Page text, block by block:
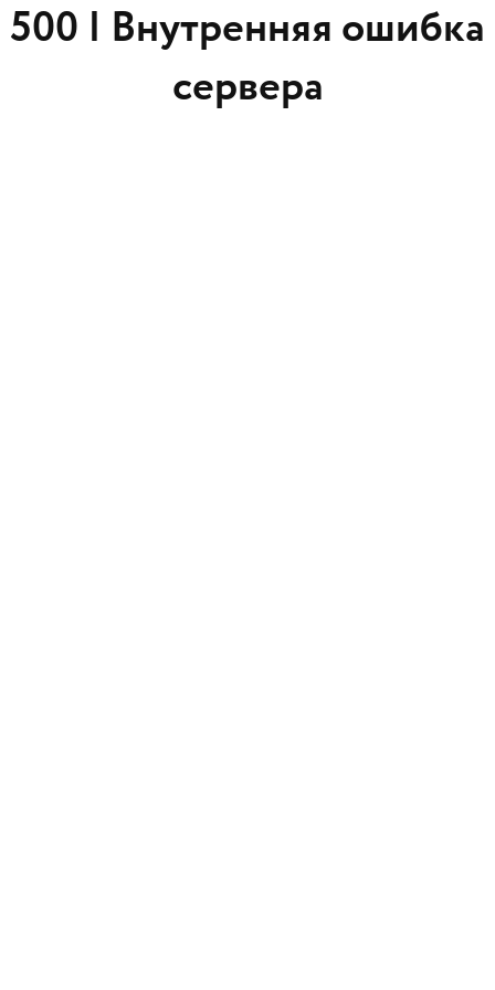
500 | Внутренняя ошибка
сервера